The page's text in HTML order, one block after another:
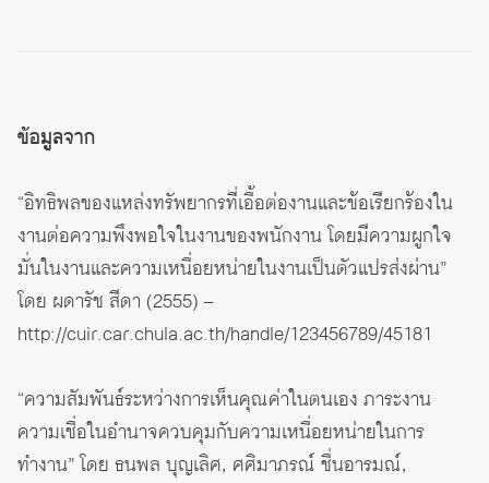
ข้อมูลจาก
“อิทธิพลของแหล่งทรัพยากรที่เอื้อต่องานและข้อเรียกร้องใน
งานต่อความพึงพอใจในงานของพนักงาน โดยมีความผูกใจ
มั่นในงานและความเหนื่อยหน่ายในงานเป็นตัวแปรส่งผ่าน”
โดย ผดารัช สีดา (2555) –
http://cuir.car.chula.ac.th/handle/123456789/45181
“ความสัมพันธ์ระหว่างการเห็นคุณค่าในตนเอง ภาระงาน
ความเชื่อในอำนาจควบคุมกับความเหนื่อยหน่ายในการ
ทำงาน” โดย ธนพล บุญเลิศ, ศศิมาภรณ์ ชื่นอารมณ์,